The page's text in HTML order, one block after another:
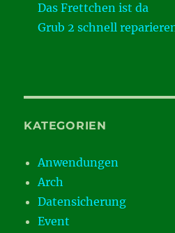
Das Frettchen ist da
Grub 2 schnell
KATEGORIEN
Anwendungen
Arch
Datensicherung
Event